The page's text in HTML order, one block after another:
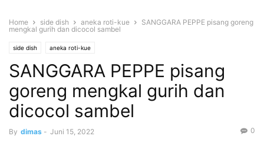
Home side dish aneka roti-kue
SANGGARA PEPPE pisang goreng
mengkal gurih dan dicocol sambel
side dish aneka roti-kue
SANGGARA PEPPE pisang
goreng mengkal gurih dan
dicocol sambel
By dimas - Juni 15, 2022 0